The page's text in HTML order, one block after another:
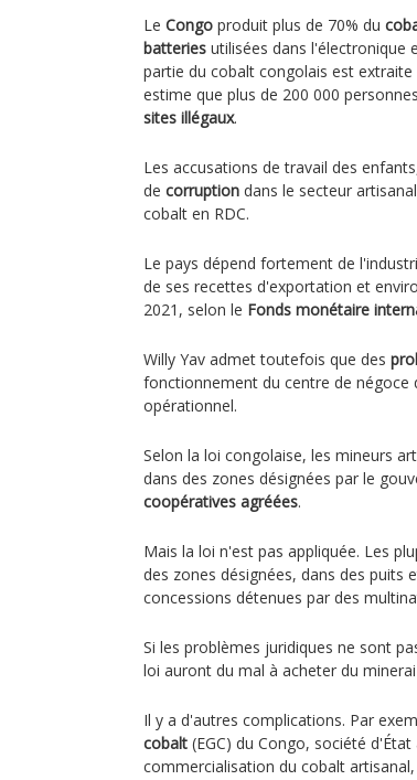
Le Congo produit plus de 70% du
batteries utilisées dans l'électronique
partie du cobalt congolais est
estime que plus de 200 000
sites illégaux.
Les accusations de travail des
de corruption dans le secteur
cobalt en RDC.
Le pays dépend fortement de
de ses recettes d'exportation et
2021, selon le Fonds monétaire
Willy Yav admet toutefois que des
fonctionnement du centre de
opérationnel.
Selon la loi congolaise, les mineurs
dans des zones désignées par le
coopératives agréées.
Mais la loi n'est pas appliquée. Les
des zones désignées, dans des puits
concessions détenues par des
Si les problèmes juridiques ne sont
loi auront du mal à acheter du
Il y a d'autres complications. Par
cobalt (EGC) du Congo, société
commercialisation du cobalt